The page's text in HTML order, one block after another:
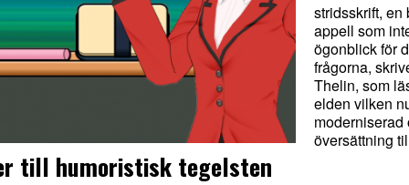
till humoristisk tegelsten
stridsskrift, en
appell som
ögonblick för
frågorna,
Thelin, som
elden vilken
översättning